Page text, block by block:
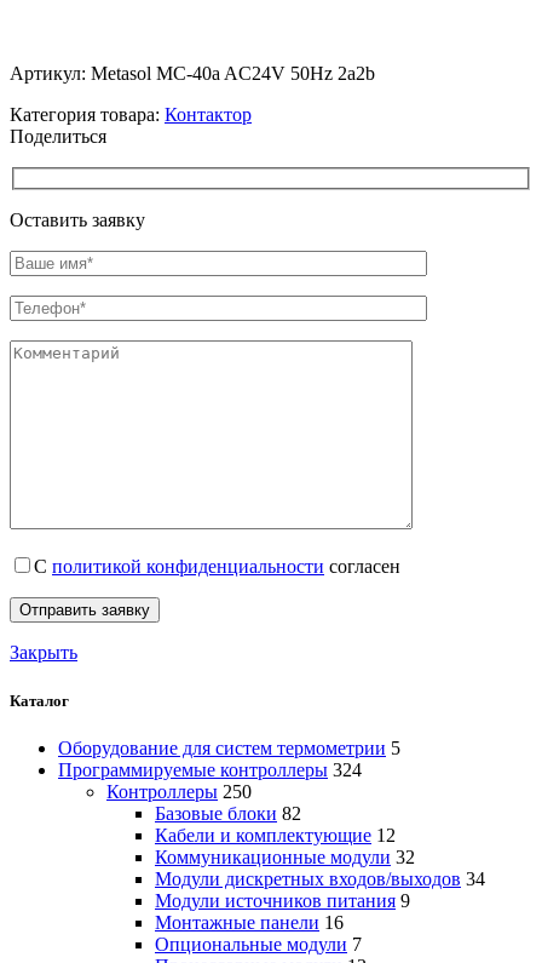
Артикул: Metasol MC-40a AC24V 50Hz 2a2b
Категория товара: Контактор
Поделиться
Оставить заявку
С политикой конфиденциальности согласен
Закрыть
Каталог
Оборудование для систем термометрии 5
Программируемые контроллеры 324
Контроллеры 250
Базовые блоки 82
Кабели и комплектующие 12
Коммуникационные модули 32
Модули дискретных входов/выходов 34
Модули источников питания 9
Монтажные панели 16
Опциональные модули 7